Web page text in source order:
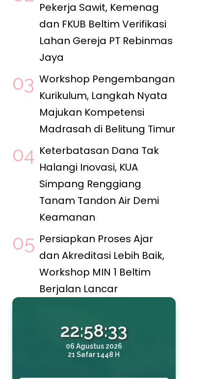
Pekerja Sawit, Kemenag
dan FKUB Beltim Verifikasi
Lahan Gereja PT Rebinmas
Jaya
Workshop Pengembangan
Kurikulum, Langkah Nyata
Majukan Kompetensi
Madrasah di Belitung Timur
Keterbatasan Dana Tak
Halangi Inovasi, KUA
Simpang Renggiang
Tanam Tandon Air Demi
Keamanan
Persiapkan Proses Ajar
dan Akreditasi Lebih Baik,
Workshop MIN 1 Beltim
Berjalan Lancar
22:58:35
06 Agustus 2026
21 Safar 1448 H